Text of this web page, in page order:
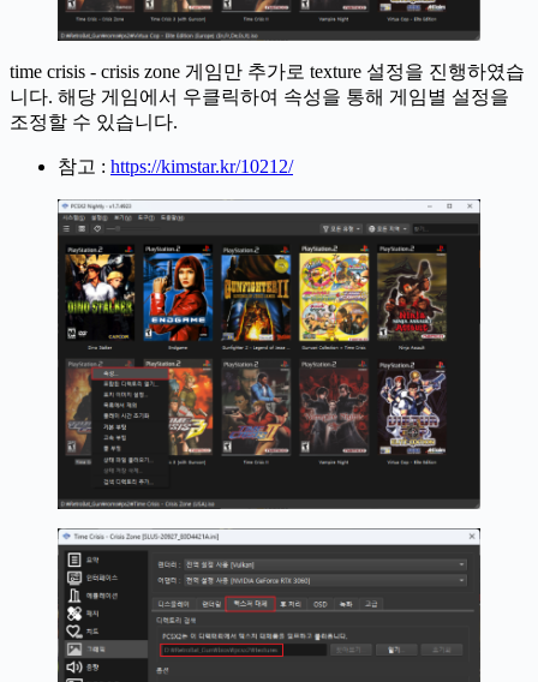
time crisis - crisis zone 게임만 추가로 texture 설정을 진행하였습
니다. 해당 게임에서 우클릭하여 속성을 통해 게임별 설정을
조정할 수 있습니다.
참고 : https://kimstar.kr/10212/